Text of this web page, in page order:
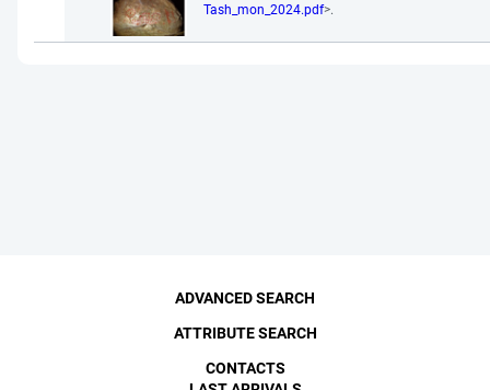
Tash_mon_2024.pdf>.
ADVANCED SEARCH
ATTRIBUTE SEARCH
CONTACTS